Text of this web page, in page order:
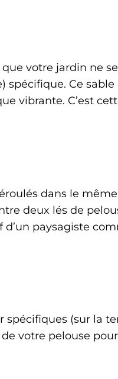
votre jardin ne
Ce
vibrante. C’est
dans le
deux lés de
paysagiste
(sur la
votre pelouse